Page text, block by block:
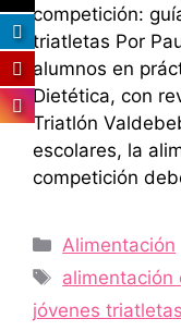
competición:
triatletas Por
alumnos en
Dietética, con
Triatlón
escolares, la
competición
Categorías
Alimentación
Etiquetas
alimentación
jóvenes triatletas